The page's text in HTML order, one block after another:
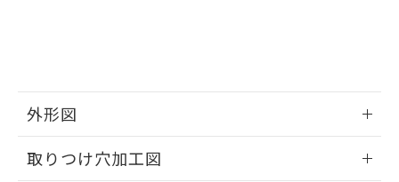
外形図
取りつけ穴加工図
り、2022年1月12日より割愛しておりま
す。